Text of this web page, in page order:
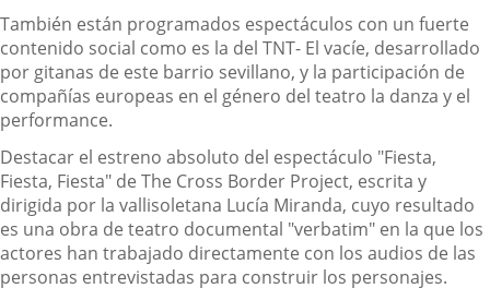
También están programados espectáculos con un fuerte
contenido social como es la del TNT- El vacíe, desarrollado
por gitanas de este barrio sevillano, y la participación de
compañías europeas en el género del teatro la danza y el
performance.
Destacar el estreno absoluto del espectáculo "Fiesta,
Fiesta, Fiesta" de The Cross Border Project, escrita y
dirigida por la vallisoletana Lucía Miranda, cuyo resultado
es una obra de teatro documental "verbatim" en la que los
actores han trabajado directamente con los audios de las
personas entrevistadas para construir los personajes.